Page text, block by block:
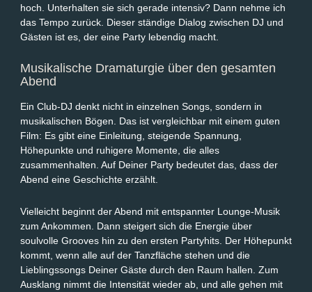
hoch. Unterhalten sie sich gerade intensiv? Dann nehme ich
das Tempo zurück. Dieser ständige Dialog zwischen DJ und
Gästen ist es, der eine Party lebendig macht.
Musikalische Dramaturgie über den gesamten
Abend
Ein Club-DJ denkt nicht in einzelnen Songs, sondern in
musikalischen Bögen. Das ist vergleichbar mit einem guten
Film: Es gibt eine Einleitung, steigende Spannung,
Höhepunkte und ruhigere Momente, die alles
zusammenhalten. Auf Deiner Party bedeutet das, dass der
Abend eine Geschichte erzählt.
Vielleicht beginnt der Abend mit entspannter Lounge-Musik
zum Ankommen. Dann steigert sich die Energie über
soulvolle Grooves hin zu den ersten Partyhits. Der Höhepunkt
kommt, wenn alle auf der Tanzfläche stehen und die
Lieblingssongs Deiner Gäste durch den Raum hallen. Zum
Ausklang nimmt die Intensität wieder ab, und alle gehen mit